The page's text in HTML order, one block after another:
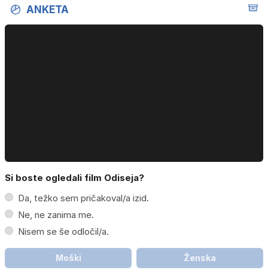
ANKETA
Si boste ogledali film Odiseja?
Da, težko sem pričakoval/a izid.
Ne, ne zanima me.
Nisem se še odločil/a.
Moški Ženska